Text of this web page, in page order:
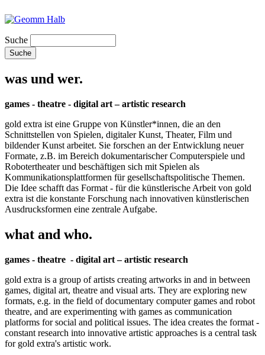
Suche
was und wer.
games - theatre - digital art – artistic research
gold extra ist eine Gruppe von Künstler*innen, die an den
Schnittstellen von Spielen, digitaler Kunst, Theater, Film und
bildender Kunst arbeitet. Sie forschen an der Entwicklung neuer
Formate, z.B. im Bereich dokumentarischer Computerspiele und
Robotertheater und beschäftigen sich mit Spielen als
Kommunikationsplattformen für gesellschaftspolitische Themen.
Die Idee schafft das Format - für die künstlerische Arbeit von gold
extra ist die konstante Forschung nach innovativen künstlerischen
Ausdrucksformen eine zentrale Aufgabe.
what and who.
games - theatre - digital art – artistic research
gold extra is a group of artists creating artworks in and in between
games, digital art, theatre and visual arts. They are exploring new
formats, e.g. in the field of documentary computer games and robot
theatre, and are experimenting with games as communication
platforms for social and political issues. The idea creates the format -
constant research into innovative artistic approaches is a central task
for gold extra's artistic work.